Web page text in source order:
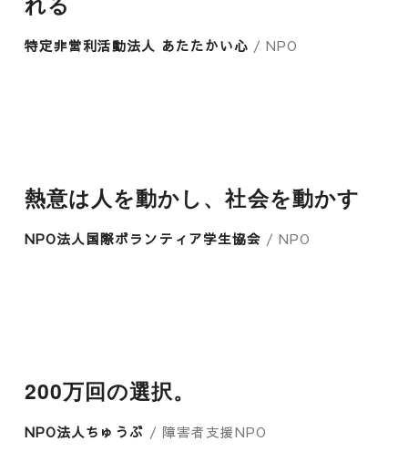
特定非営利活動法人 あたたかい心 / NPO
熱意は人を動かし、社会を動かす
NPO法人国際ボランティア学生協会 / NPO
200万回の選択。
NPO法人ちゅうぶ / 障害者支援NPO